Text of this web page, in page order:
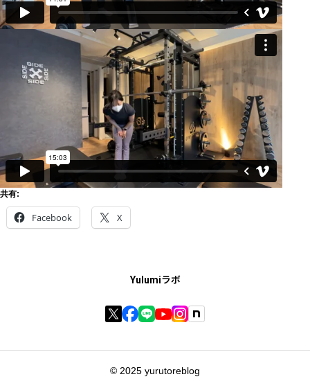
共有:
Facebook X
Yulumiラボ
© 2025 yurutoreblog